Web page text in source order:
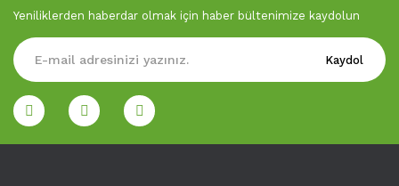
Yeniliklerden haberdar olmak için haber bültenimize kaydolun
Kaydol